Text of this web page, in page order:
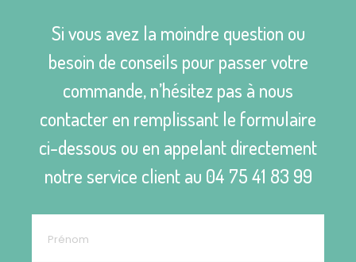
Si vous avez la moindre question ou
besoin de conseils pour passer votre
commande, n’hésitez pas à nous
contacter en remplissant le formulaire
ci-dessous ou en appelant directement
notre service client au 04 75 41 83 99